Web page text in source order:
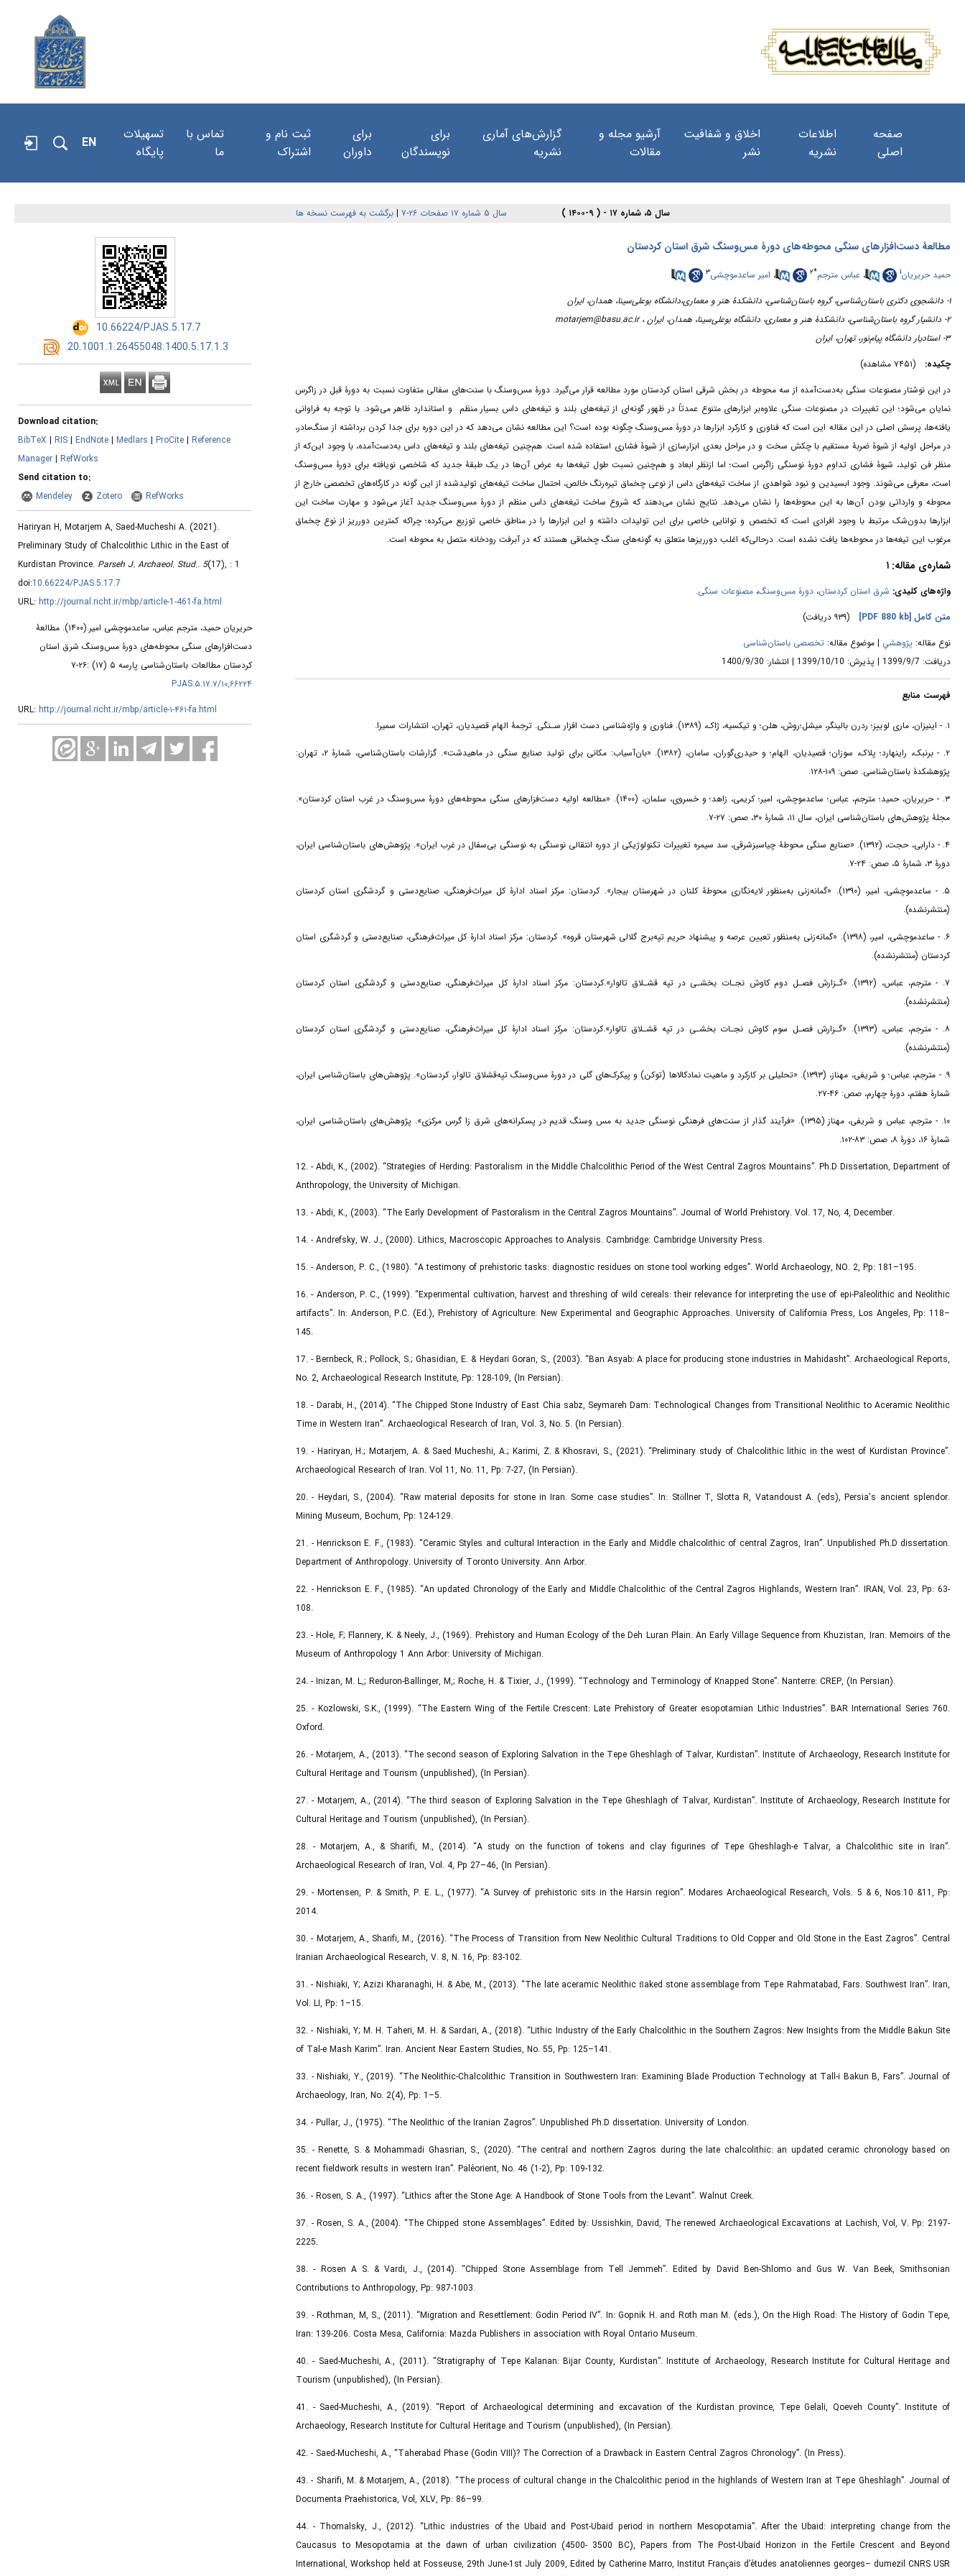
صفحه
اصلی
اطلاعات
نشریه
اخلاق و شفافیت
نشر
آرشیو مجله و
مقالات
گزارش‌های آماری
نشریه
برای
نویسندگان
برای
داوران
ثبت نام و
اشتراک
تماس با
ما
تسهیلات
پایگاه
EN
سال ۵، شماره ۱۷ - ( ۹-۱۴۰۰ ) سال ۵ شماره ۱۷ صفحات ۲۶-۷ |برگشت به فهرست نسخه ها
‎ 10.66224/PJAS.5.17.7
‎ 20.1001.1.26455048.1400.5.17.1.3
Download citation:
BibTeX | RIS | EndNote | Medlars | ProCite | Reference
Manager | RefWorks
Send citation to:
Mendeley
Zotero RefWorks
Hariryan H, Motarjem A, Saed-Mucheshi A. (2021).
Preliminary Study of Chalcolithic Lithic in the East of
Kurdistan Province. Parseh J. Archaeol. Stud.. 5(17), : 1
doi:10.66224/PJAS.5.17.7
URL: http://journal.richt.ir/mbp/article-1-461-fa.html
حریریان حمید، مترجم عباس، ساعدموچشی امیر.(۱۴۰۰).
مطالعۀ
دست‌افزارهای سنگی محوطه‌های دورۀ مس‌وسنگ شرق استان
کردستان مطالعات باستان‌شناسی پارسه ۵ (۱۷) :۲۶-۷
۱۰,۶۶۲۲۴/PJAS.۵.۱۷.۷
URL: http://journal.richt.ir/mbp/article-۱-۴۶۱-fa.html
مطالعۀ دست‌افزارهای سنگی محوطه‌های دورۀ مس‌وسنگ شرق استان کردستان
حمید حریریان۱ ، عباس مترجم*۲ ، امیر ساعدموچشی۳
۱- دانشجوی دکتری باستان‌شناسی، گروه باستان‌شناسی، دانشکدۀ هنر و معماری،دانشگاه بوعلی‌سینا، همدان، ایران
۲- دانشیار گروه باستان‌شناسی، دانشکدۀ هنر و معماری، دانشگاه بوعلی‌سینا، همدان، ایران ،
motarjem@basu.ac.ir
۳- استادیار دانشگاه پیام‌نور، تهران، ایران
چکیده:
(۷۴۵۱ مشاهده)
در این نوشتار مصنوعات سنگی به‌دست‌آمده از سه محوطه در بخش شرقی استان کردستان مورد مطالعه قرار می‌گیرد. دورۀ مس‌و‌‌سنگ با سنت‌های سفالی متفاوت نسبت به دورۀ قبل در زاگرس
نمایان می‌شود؛ این تغییرات در مصنوعات سنگی علاوه‌بر ابزارهای متنوع عمدتاً در ظهور گونه‌ای از تیغه‌های بلند و تیغه‌های داس بسیار منظم و استاندارد ظاهر می‌شود. با توجه به فراوانی
یافته‌ها، پرسش اصلی در این مقاله این است که فناوری و کارکرد ابزارها در دورۀ مس‌و‌‌سنگ چگونه بوده است؟ این مطالعه نشان می‌دهد که در این دوره برای جدا کردن برداشته از سنگ‌مادر،
در مراحل اولیه از شیوۀ ضربۀ مستقیم با چکش سخت و در مراحل بعدی ابزارسازی از شیوۀ فشاری استفاده شده است. هم‌چنین تیغه‌های بلند و تیغه‌های داس به‌دست‌آمده، با وجود این‌که از
منظر فن تولید، شیوۀ فشاری تداوم دورۀ نوسنگی زاگرس است؛ اما ازنظر ابعاد و هم‌چنین نسبت طول تیغه‌ها به عرض آن‌ها در یک طبقۀ جدید که شاخصی نویافته برای دورۀ مس‌و‌‌سنگ
است، معرفی می‌شوند. وجود ابسیدین و نبود شواهدی از ساخت تیغه‌های داس از نوعی چخماق تیره‌رنگ خالص، احتمال ساخت تیغه‌های تولید‌شده از این گونه در کارگاه‌های تخصصی خارج از
محوطه و وارداتی بودن آن‌ها به این محوطه‌‌ها را نشان می‌دهد. نتایج نشان می‌دهند که شروع ساخت تیغه‌های داس منظم از دورۀ مس‌و‌‌سنگ جدید آغاز می‌شود و مهارت ساخت این
ابزارها بدون‌شک مرتبط با وجود افرادی است که تخصص‌ و توانایی خاصی برای این تولیدات داشته و این ابزارها را در مناطق خاصی توزیع می‌کرده؛ چراکه کمترین دورریز از نوع چخماق
مرغوب این تیغه‌ها در محوطه‌ها یافت نشده است. درحالی‌که اغلب دورریزها متعلق به گونه‌های سنگ چخماقی هستند که در آبرفت رودخانه متصل به محوطه است.
شماره‌ی مقاله: ۱
واژه‌های کلیدی: شرق استان کردستان، دورۀ مس‌و‌‌سنگ، مصنوعات سنگی.
متن کامل [PDF 880 kb]
(۹۳۹ دریافت)
نوع مقاله: پژوهشي | موضوع مقاله: تخصصی باستان‌شناسی
دریافت: 1399/9/7 | پذیرش: 1399/10/10 | انتشار: 1400/9/30
فهرست منابع
۱. - اینیزان، ماری لوییز؛ ردرن بالینگر، میشل؛روش، هلن؛ و تیکسیه، ژاک، (۱۳۸۹). فناوری و واژه‌شناسی دست افزار سـنگی. ترجمۀ الهام قصیدیان، تهران، انتشارات سمیرا.
۲. - برنبک، راینهارد؛ پلاک، سوزان؛ قصیدیان، الهام؛ و حیدری‌گوران، سامان، (۱۳۸۲). «بان‌آسیاب: مکانی برای تولید صنایع سنگی در ماهیدشت». گزارشات باستان‌شناسی، شمارۀ ۲، تهران:
پژوهشکدۀ باستان‌شناسی. صص: ۱۰۹-۱۲۸.
۳. - حریریان، حمید؛ مترجم، عباس؛ ساعدموچشی، امیر؛ کریمی، زاهد؛ و خسروی، سلمان، (۱۴۰۰). «مطالعه اولیه دست‌فزارهای سنگی محوطه‌های دورۀ مس‌وسنگ در غرب استان کردستان».
مجلۀ پژوهش‌های باستان‌شناسی ایران، سال ۱۱، شمارۀ ۳۰، صص: ۲۷-۷.
۴. - دارابی، حجت، (۱۳۹۲). «صنایع سنگی محوطۀ چیاسبزشرقی، سد سیمره تغییرات تکنولوژیکی از دوره انتقالی نوسنگی به نوسنگی بی‌سفال در غرب ایران». پژوهش‌های باستان‌شناسی ایران،
دورۀ ۳، شمارۀ ۵، صص: ۲۴-۷.
۵. - ساعدموچشی، امیر، (۱۳۹۰). «گمانه‌زنی به‌منظور لایه‌نگاری محوطۀ کلنان در شهرستان بیجار». کردستان: مرکز اسناد ادارۀ کل میراث‌فرهنگی، صنایع‌دستی و گردشگری استان کردستان
(منتشرنشده).
۶. - ساعدموچشی، امیر، (۱۳۹۸). «گمانه‌زنی به‌منظور تعیین عرصه و پیشنهاد حریم تپه‌برج گلالی شهرستان قروه». کردستان: مرکز اسناد ادارۀ کل میراث‌فرهنگی، صنایع‌دستی و گردشگری استان
کردستان (منتشرنشده).
۷. - مترجم، عباس، (۱۳۹۲). «گـزارش فصـل دوم کاوش نجـات بخشـی در تپه قشـلاق تالوار».کردستان: مرکز اسناد ادارۀ کل میراث‌فرهنگی، صنایع‌دستی و گردشگری استان کردستان
(منتشرنشده).
۸. - مترجم، عباس، (۱۳۹۳). «گـزارش فصـل سوم کاوش نجـات بخشـی در تپه قشـلاق تالوار».کردستان: مرکز اسناد ادارۀ کل میراث‌فرهنگی، صنایع‌دستی و گردشگری استان کردستان
(منتشرنشده).
۹. - مترجم، عباس؛ و شریفی، مهناز، (۱۳۹۳). «تحلیلی بر کارکرد و ماهیت نمادکالاها (توکن) و پیکرک‌های گلی در دورۀ مس‌وسنگ تپه‌قشلاق تالوار، کردستان». پژوهش‌های باستان‌شناسی ایران،
شمارۀ هفتم، دورۀ چهارم، صص: ۴۶-۲۷.
۱۰. - مترجم، عباس و شریفی، مهناز (۱۳۹۵). «فرآیند گذار از سنت‌های فرهنگی نوسنگی جدید به مس وسنگ قدیم در پسکرانه‌های شرق زا گرس مرکزی». پژوهش‌های باستان‌شناسی ایران،
شمارۀ ۱۶، دورۀ ۸، صص: ۸۳-۱۰۲.
12. - Abdi, K., (2002). “Strategies of Herding: Pastoralism in the Middle Chalcolithic Period of the West Central Zagros Mountains”. Ph.D Dissertation, Department of
Anthropology, the University of Michigan.
13. - Abdi, K., (2003). “The Early Development of Pastoralism in the Central Zagros Mountains”. Journal of World Prehistory. Vol. 17, No, 4, December.
14. - Andrefsky, W. J., (2000). Lithics, Macroscopic Approaches to Analysis. Cambridge: Cambridge University Press.
15. - Anderson, P. C., (1980). “A testimony of prehistoric tasks: diagnostic residues on stone tool working edges”. World Archaeology, NO. 2, Pp: 181–195.
16. - Anderson, P. C., (1999). “Experimental cultivation, harvest and threshing of wild cereals: their relevance for interpreting the use of epi-Paleolithic and Neolithic
artifacts”. In: Anderson, P.C. (Ed.), Prehistory of Agriculture: New Experimental and Geographic Approaches. University of California Press, Los Angeles, Pp: 118–
145.
17. - Bernbeck, R.; Pollock, S.; Ghasidian, E. & Heydari Goran, S., (2003). “Ban Asyab: A place for producing stone industries in Mahidasht”. Archaeological Reports,
No. 2, Archaeological Research Institute, Pp: 128-109, (In Persian).
18. - Darabi, H., (2014). “The Chipped Stone Industry of East Chia sabz, Seymareh Dam: Technological Changes from Transitional Neolithic to Aceramic Neolithic
Time in Western Iran”. Archaeological Research of Iran, Vol. 3, No. 5. (In Persian).
19. - Hariryan, H.; Motarjem, A. & Saed Mucheshi, A.; Karimi, Z. & Khosravi, S., (2021). “Preliminary study of Chalcolithic lithic in the west of Kurdistan Province”.
Archaeological Research of Iran. Vol 11, No. 11, Pp: 7-27, (In Persian).
20. - Heydari, S., (2004). “Raw material deposits for stone in Iran. Some case studies”. In: Stöllner T, Slotta R, Vatandoust A. (eds), Persia's ancient splendor.
Mining Museum, Bochum, Pp: 124-129.
21. - Henrickson E. F., (1983). “Ceramic Styles and cultural Interaction in the Early and Middle chalcolithic of central Zagros, Iran”. Unpublished Ph.D dissertation.
Department of Anthropology. University of Toronto University. Ann Arbor.
22. - Henrickson E. F., (1985). “An updated Chronology of the Early and Middle Chalcolithic of the Central Zagros Highlands, Western Iran”. IRAN, Vol. 23, Pp: 63-
108.
23. - Hole, F; Flannery, K. & Neely, J., (1969). Prehistory and Human Ecology of the Deh Luran Plain. An Early Village Sequence from Khuzistan, Iran. Memoirs of the
Museum of Anthropology 1 Ann Arbor: University of Michigan.
24. - Inizan, M. L,; Reduron-Ballinger, M,; Roche, H. & Tixier, J., (1999). “Technology and Terminology of Knapped Stone”. Nanterre: CREP, (In Persian).
25. - Kozlowski, S.K., (1999). “The Eastern Wing of the Fertile Crescent: Late Prehistory of Greater esopotamian Lithic Industries”. BAR International Series 760.
Oxford.
26. - Motarjem, A., (2013). “The second season of Exploring Salvation in the Tepe Gheshlagh of Talvar, Kurdistan”. Institute of Archaeology, Research Institute for
Cultural Heritage and Tourism (unpublished), (In Persian).
27. - Motarjem, A., (2014). “The third season of Exploring Salvation in the Tepe Gheshlagh of Talvar, Kurdistan”. Institute of Archaeology, Research Institute for
Cultural Heritage and Tourism (unpublished), (In Persian).
28. - Motarjem, A., & Sharifi, M., (2014). “A study on the function of tokens and clay figurines of Tepe Gheshlagh-e Talvar, a Chalcolithic site in Iran”.
Archaeological Research of Iran, Vol. 4, Pp 27–46, (In Persian).
29. - Mortensen, P. & Smith, P. E. L., (1977). “A Survey of prehistoric sits in the Harsin region”. Modares Archaeological Research, Vols. 5 & 6, Nos.10 &11, Pp:
2014.
30. - Motarjem, A., Sharifi, M., (2016). “The Process of Transition from New Neolithic Cultural Traditions to Old Copper and Old Stone in the East Zagros”. Central
Iranian Archaeological Research, V. 8, N. 16, Pp: 83-102.
31. - Nishiaki, Y; Azizi Kharanaghi, H. & Abe, M., (2013). “The late aceramic Neolithic ﬂaked stone assemblage from Tepe Rahmatabad, Fars. Southwest Iran”. Iran,
Vol. LI, Pp: 1–15.
32. - Nishiaki, Y; M. H. Taheri, M. H. & Sardari, A., (2018). “Lithic Industry of the Early Chalcolithic in the Southern Zagros: New Insights from the Middle Bakun Site
of Tal-e Mash Karim”. Iran. Ancient Near Eastern Studies, No. 55, Pp: 125–141.
33. - Nishiaki, Y., (2019). “The Neolithic-Chalcolithic Transition in Southwestern Iran: Examining Blade Production Technology at Tall-i Bakun B, Fars”. Journal of
Archaeology, Iran, No. 2(4), Pp: 1–5.
34. - Pullar, J., (1975). “The Neolithic of the Iranian Zagros”. Unpublished Ph.D dissertation. University of London.
35. - Renette, S. & Mohammadi Ghasrian, S., (2020). “The central and northern Zagros during the late chalcolithic: an updated ceramic chronology based on
recent fieldwork results in western Iran”. Paléorient, No. 46 (1-2), Pp: 109-132.
36. - Rosen, S. A., (1997). “Lithics after the Stone Age: A Handbook of Stone Tools from the Levant”. Walnut Creek.
37. - Rosen, S. A., (2004). “The Chipped stone Assemblages”. Edited by: Ussishkin, David, The renewed Archaeological Excavations at Lachish, Vol, V. Pp: 2197-
2225.
38. - Rosen A S. & Vardi, J., (2014). “Chipped Stone Assemblage from Tell Jemmeh”. Edited by David Ben-Shlomo and Gus W. Van Beek, Smithsonian
Contributions to Anthropology, Pp: 987-1003.
39. - Rothman, M, S., (2011). “Migration and Resettlement: Godin Period IV”. In: Gopnik H. and Roth man M. (eds.), On the High Road: The History of Godin Tepe,
Iran: 139-206. Costa Mesa, California: Mazda Publishers in association with Royal Ontario Museum.
40. - Saed-Mucheshi, A., (2011). “Stratigraphy of Tepe Kalanan: Bijar County, Kurdistan”. Institute of Archaeology, Research Institute for Cultural Heritage and
Tourism (unpublished), (In Persian).
41. - Saed-Mucheshi, A., (2019). “Report of Archaeological determining and excavation of the Kurdistan province, Tepe Gelali, Qoeveh County”. Institute of
Archaeology, Research Institute for Cultural Heritage and Tourism (unpublished), (In Persian).
42. - Saed-Mucheshi, A., “Taherabad Phase (Godin VIII)? The Correction of a Drawback in Eastern Central Zagros Chronology”. (In Press).
43. - Sharifi, M. & Motarjem, A., (2018). “The process of cultural change in the Chalcolithic period in the highlands of Western Iran at Tepe Gheshlagh”. Journal of
Documenta Praehistorica, Vol, XLV, Pp: 86–99.
44. - Thomalsky, J., (2012). “Lithic industries of the Ubaid and Post-Ubaid period in northern Mesopotamia”. After the Ubaid: interpreting change from the
Caucasus to Mesopotamia at the dawn of urban civilization (4500- 3500 BC), Papers from The Post-Ubaid Horizon in the Fertile Crescent and Beyond
International, Workshop held at Fosseuse, 29th June-1st July 2009, Edited by Catherine Marro, Institut Français d’études anatoliennes georges– dumezil CNRS USR